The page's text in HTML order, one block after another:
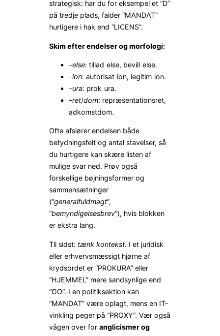
strategisk: har du for eksempel et “D”
på tredje plads, falder “MANDAT”
hurtigere i hak end “LICENS”.
Skim efter endelser og morfologi:
–else: tillad else, bevill else.
–ion: autorisat ion, legitim ion.
–ura: prok ura.
–ret/dom: repræsentationsret,
adkomstdom.
Ofte afslører endelsen både
betydningsfelt og antal stavelser, så
du hurtigere kan skære listen af
mulige svar ned. Prøv også
forskellige bøjningsformer og
sammensætninger
(“generalfuldmagt”,
“bemyndigelsesbrev”), hvis blokken
er ekstra lang.
Til sidst: tænk kontekst. I et juridisk
eller erhvervsmæssigt hjørne af
krydsordet er “PROKURA” eller
“HJEMMEL” mere sandsynlige end
“GO”. I en politiksektion kan
“MANDAT” være oplagt, mens en IT-
vinkling peger på “PROXY”. Vær også
vågen over for anglicismer og